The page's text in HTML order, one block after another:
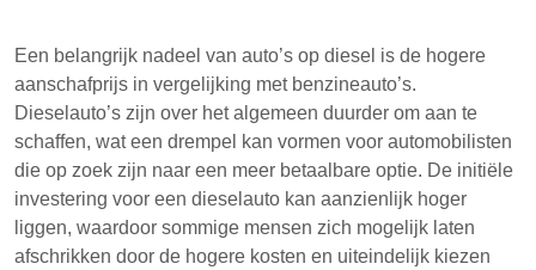
Een belangrijk nadeel van auto’s op diesel is de hogere
aanschafprijs in vergelijking met benzineauto’s.
Dieselauto’s zijn over het algemeen duurder om aan te
schaffen, wat een drempel kan vormen voor automobilisten
die op zoek zijn naar een meer betaalbare optie. De initiële
investering voor een dieselauto kan aanzienlijk hoger
liggen, waardoor sommige mensen zich mogelijk laten
afschrikken door de hogere kosten en uiteindelijk kiezen